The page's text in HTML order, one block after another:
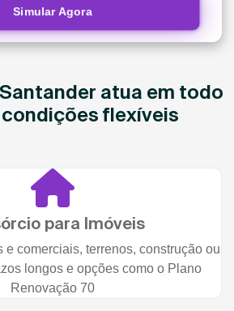
Simular Agora
atua em todo
flexíveis
para Imóveis
e comerciais, terrenos, construção ou
longos e opções como o Plano
Renovação 70